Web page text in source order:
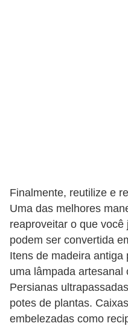
Finalmente, reutilize e
Uma das melhores
reaproveitar o que
podem ser convertida
Itens de madeira
uma lâmpada artesanal
Persianas
potes de plantas.
embelezadas como
e
f
i
n
a
n
c
i